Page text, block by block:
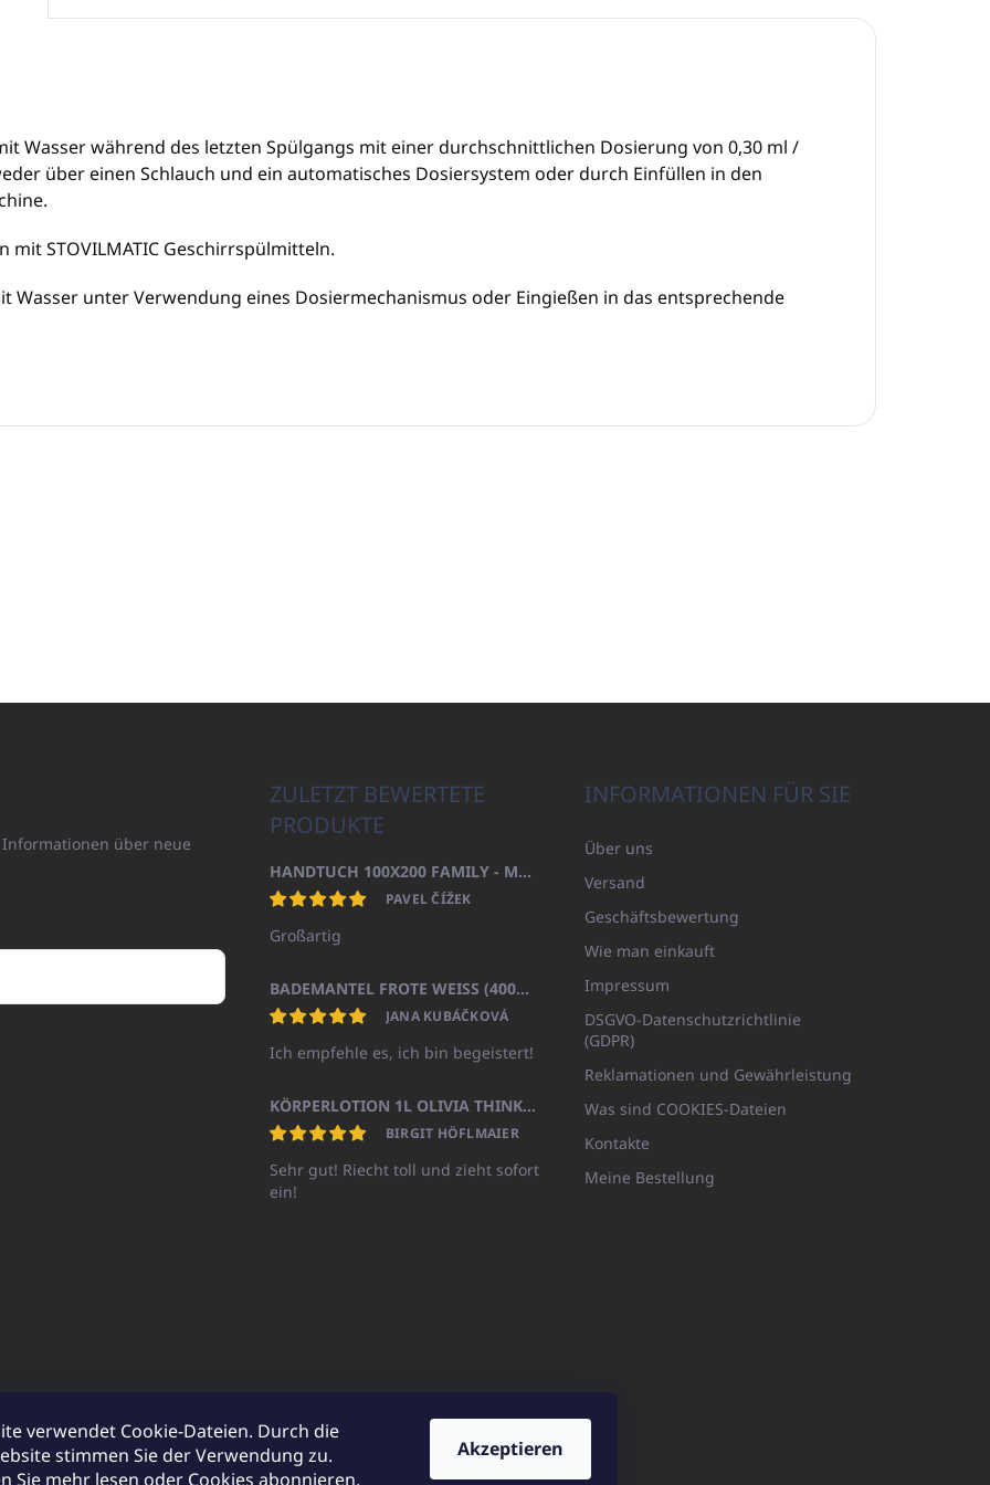
verwendet Cookie-Dateien. Durch die
stimmen Sie der Verwendung zu.
Sie mehr lesen oder Cookies abonnieren.
Akzeptieren
mit Wasser während des letzten Spülgangs mit einer durchschnittlichen Dosierung von 0,30 ml /
über einen Schlauch und ein automatisches Dosiersystem oder durch Einfüllen in den
STOVILMATIC Geschirrspülmitteln.
Wasser unter Verwendung eines Dosiermechanismus oder Eingießen in das entsprechende
über neue
ZULETZT BEWERTETE
PRODUKTE
HANDTUCH 100X200 FAMILY - MARINEBLAU (480GR)
PAVEL ČÍŽEK
Großartig
BADEMANTEL FROTE WEISS (400GR)
JANA KUBÁČKOVÁ
Ich empfehle es, ich bin begeistert!
KÖRPERLOTION 1L OLIVIA THINKS (NACHFÜLLBARE VERPACKUNG)
BIRGIT HÖFLMAIER
Sehr gut! Riecht toll und zieht sofort
ein!
INFORMATIONEN FÜR SIE
Über uns
Versand
Geschäftsbewertung
Wie man einkauft
Impressum
DSGVO-Datenschutzrichtlinie
(GDPR)
Reklamationen und Gewährleistung
Was sind COOKIES-Dateien
Kontakte
Meine Bestellung
UNICATO.at UNICATO.hu UNICATOshop.de